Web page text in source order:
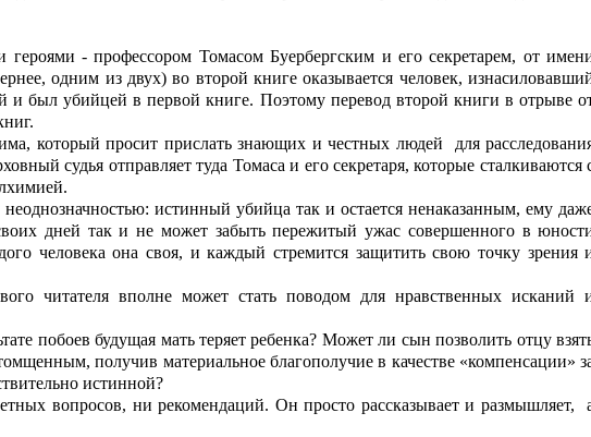
героями - профессором Томасом Буербергским и его секретарем, от
одним из двух) во второй книге оказывается человек,
был убийцей в первой книге. Поэтому перевод второй книги в отрыве
который просит прислать знающих и честных людей
для
судья отправляет туда Томаса и его секретаря, которые сталкиваются
истинный убийца так и остается ненаказанным, ему
дней так и не может забыть пережитый ужас совершенного в
человека она своя, и каждый стремится защитить свою точку зрения
читателя вполне может стать поводом для нравственных исканий
побоев будущая мать теряет ребенка? Может ли сын позволить отцу
получив материальное благополучие в качестве «компенсации»
истинной?
вопросов, ни рекомендаций. Он просто рассказывает и размышляет,